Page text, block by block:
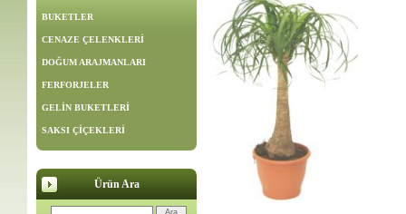
BUKETLER
CENAZE ÇELENKLERİ
DOĞUM ARAJMANLARI
FERFORJELER
GELİN BUKETLERİ
SAKSI ÇİÇEKLERİ
Ürün Ara